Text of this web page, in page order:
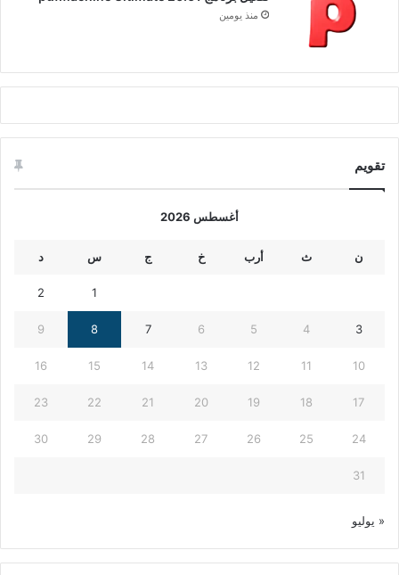
منذ يومين
تقويم
أغسطس 2026
ن ث أرب خ ج س د
1
2
3
4
5
6
7
8
9
10
11
12
13
14
15
16
17
18
19
20
21
22
23
24
25
26
27
28
29
30
31
« يوليو